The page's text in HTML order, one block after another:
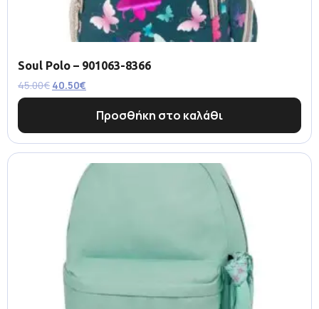
Soul Polo – 901063-8366
45.00€ 40.50€
Προσθήκη στο καλάθι